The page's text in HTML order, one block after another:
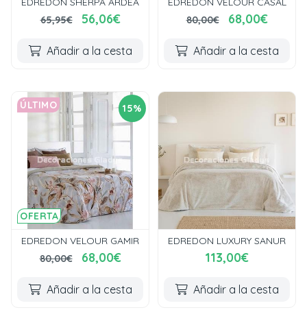
65,95€
56,06€
Añadir a la cesta
80,00€
68,00€
Añadir a la cesta
15%
OFERTA
ÚLTIMO
EDREDON VELOUR GAMIR
80,00€
68,00€
Añadir a la cesta
EDREDON LUXURY SANUR
113,00€
Añadir a la cesta